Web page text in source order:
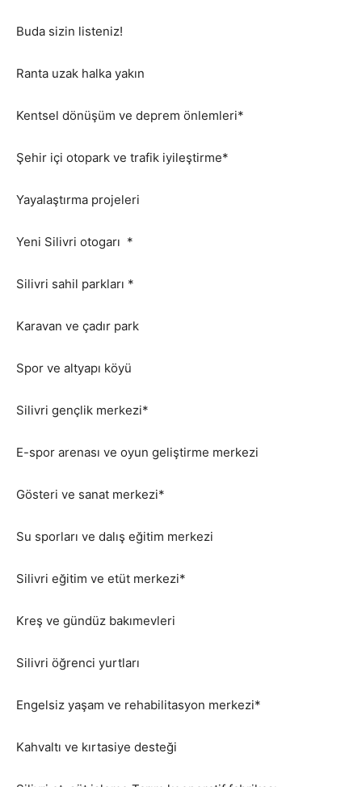
Buda sizin listeniz!
Ranta uzak halka yakın
Kentsel dönüşüm ve deprem önlemleri*
Şehir içi otopark ve trafik iyileştirme*
Yayalaştırma projeleri
Yeni Silivri otogarı *
Silivri sahil parkları *
Karavan ve çadır park
Spor ve altyapı köyü
Silivri gençlik merkezi*
E-spor arenası ve oyun geliştirme merkezi
Gösteri ve sanat merkezi*
Su sporları ve dalış eğitim merkezi
Silivri eğitim ve etüt merkezi*
Kreş ve gündüz bakımevleri
Silivri öğrenci yurtları
Engelsiz yaşam ve rehabilitasyon merkezi*
Kahvaltı ve kırtasiye desteği